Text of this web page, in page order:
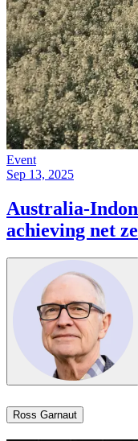
Event
Sep 13, 2025
Australia-
achieving net zero emissions​​​​‌
Ross Garnaut​​​​‌ ‍ ​‍​‍‌‍ ‌ ​‍‌‍‍‌‌‍‌ ‌‍‍‌‌‍ ‍​‍​‍​ ‍‍​‍​‍‌ ​ ‌‍​‌‌‍ ‍‌‍‍‌‌ ‌​‌ ‍‌​‍ ‍‌‍‍‌‌‍ ​‍​‍​‍ ​​‍​‍‌‍‍​‌ ​‍‌‍‌‌‌‍‌‍​‍​‍​ ‍‍​‍​‍‌‍‍​‌ ‌​‌ ‌​‌ ​​​ ‍‍​‍ ​‍ ‌‍ ​‌‍ ‌‍​ ‌‍​‌‌‍ ​‌‍‍​‌‍ ‌ ​ ‌ ‌​​ ‍‍​ ​ ​ ​ ​ ​ ​ ​ ​‍ ‌‍‍‌‌‍ ‍‌ ‌​‌‍‌‌‌‍ ‍‌ ‌​​‍ ‌‍‌‌‌‍‌​‌‍‍‌‌ ‌​​‍ ‌‍ ‌‌‍ ‌‍‌​‌‍‌‌​ ‌‌ ​​‌ ​‍‌‍‌‌‌ ​ ‌‍‌‌‌‍ ‍‌ ‌​‌‍​‌‌ ‌​‌‍‍‌‌‍ ‌‍ ‍​ ‍ ‌‍‍‌‌‍‌​​ ‌‌‍​‌​ ​ ‌‍‌‌‌‍​‌‌‍‌‍‌‍​‍​ ‌‌​ ​ ​‍ ‌‌‍​‌​ ‌‌​ ‌​​ ​‍​‍ ‌​ ‌​​ ​‌‌‍​‌​ ‌​​‍ ‌​ ‍​‌‍‌‍‌‍‌​‌‍‌‍​‍ ‌​ ​‍​ ​ ​ ‍​‌‍​ ‌‍​ ​ ‌‍​ ‍‌‌‍​‌​ ​ ‌‍‌​​ ​‍‌‍‌‌​ ‍ ‌ ‌​‌ ‍‌‌ ​​‌‍‌‌​ ‌‌‍​‌‌ ‌‌‌ ‌​‌‍‍​‌‍ ‌ ​‍​ ‍ ‌ ​​‌‍​‌‌ ‌​‌‍‍​​ ‌‌‍ ‍‌‍​‌‌‍ ‌‌‍‌‌​ ‌‍​‍‌‍​‌‌ ​ ‌‍‌‌‌‌‌‌‌ ​‍‌‍ ​​ ‌‌‍‍​‌ ‌​‌ ‌​‌ ​​​‍‌‌​ ​ ‌​​‌​‍‌‌​ ​‍‌​‌‍​‍‌‌​ ​‍‌​‌‍‌‍ ​‌‍ ‌‍​ ‌‍​‌‌‍ ​‌‍‍​‌‍ ‌ ​ ‌ ‌​​‍‌‌​ ​ ‌​​‌​ ​ ​ ​ ​ ​ ​ ​ ​‍‌‍‌‍‍‌‌‍‌​​ ‌‌‍​‌​ ​ ‌‍‌‌‌‍​‌‌‍‌‍‌‍​‍​ ‌‌​ ​ ​‍ ‌‌‍​‌​ ‌‌​ ‌​​ ​‍​‍ ‌​ ‌​​ ​‌‌‍​‌​ ‌​​‍ ‌​ ‍​‌‍‌‍‌‍‌​‌‍‌‍​‍ ‌​ ​‍​ ​ ​ ‍​‌‍​ ‌‍​ ​ ‌‍​ ‍‌‌‍​‌​ ​ ‌‍‌​​ ​‍‌‍‌‌​‍‌‍‌ ‌​‌ ‍‌‌ ​​‌‍‌‌​ ‌‌‍​‌‌ ‌‌‌ ‌​‌‍‍​‌‍ ‌ ​‍​‍‌‍‌ ​​‌‍​‌‌ ‌​‌‍‍​​ ‌‌‍ ‍‌‍​‌‌‍ ‌‌‍‌‌​‍‌‍‌ ​​‌‍‌‌‌ ​‍‌ ​ ‌ ​​‌‍‌‌‌‍​ ‌ ‌​‌‍‍‌‌ ‌‍‌‍‌‌​ ‌‌ ​​‌ ‌‌‌‍​‍‌‍ ​‌‍‍‌‌ ​ ‌‍‍​‌‍‌‌‌‍‌​​‍​‍‌ ‌